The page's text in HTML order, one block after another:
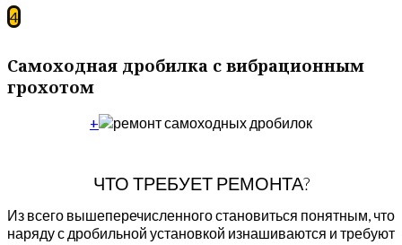
4
Самоходная дробилка с вибрационным
грохотом
+
ЧТО ТРЕБУЕТ РЕМОНТА?
Из всего вышеперечисленного становиться понятным, что
наряду с дробильной установкой изнашиваются и требуют